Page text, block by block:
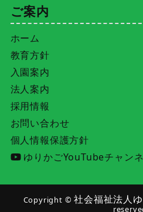
ご案内
ホーム
教育方針
入園案内
法人案内
採用情報
お問い合わせ
個人情報保護方針
ゆりかごYouTubeチャン
Copyright ©社会福祉法人